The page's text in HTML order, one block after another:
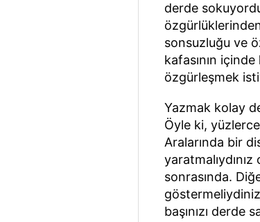
derde
sonsuzluğu ve
kafasının
özgürleşmek
Yazmak kolay
Öyle ki,
Aralarında bir
yaratmalıydınız
sonrasında.
başınızı derde